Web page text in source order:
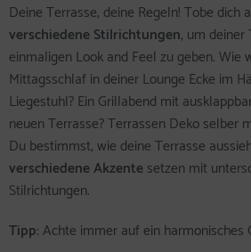
Deine Terrasse, deine Regeln! Tobe dich
verschiedene Stilrichtungen, um deiner
einmaligen Look and Feel zu geben. Wie
Mittagsschlaf in deiner Lounge Ecke im
Liegestuhl? Ein Grillabend mit
neuen Terrasse? Terrassen Deko selber
Du bestimmst, wie deine Terrasse
verschiedene Akzentesetzen mit
Stilrichtungen.
Tipp:Achte immer auf ein harmonisches